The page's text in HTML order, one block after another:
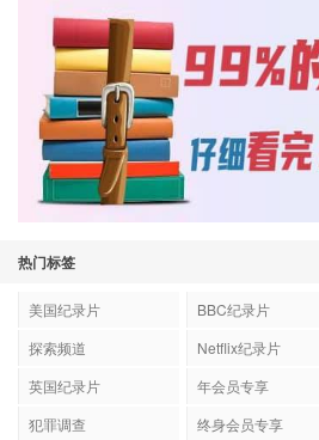
热门标签
美国纪录片 BBC纪录片
探索频道
Netflix纪录片
英国纪录片
年会员专享
犯罪调查
终身会员专享